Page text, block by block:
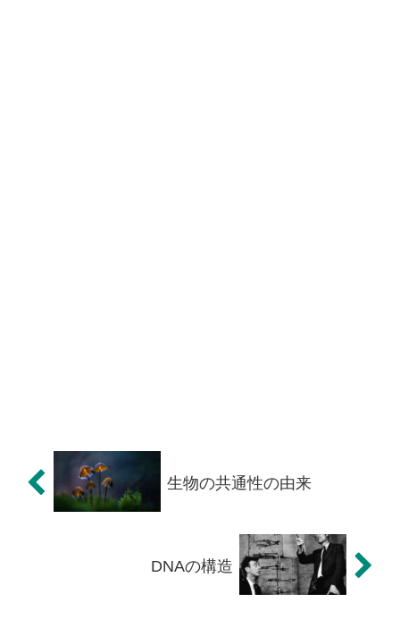
生物の共通性の由来
DNAの構造